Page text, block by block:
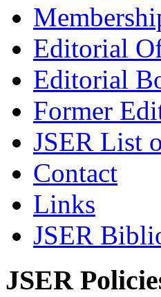
Editorial
Editorial
Former
JSER List
Contact
Links
JSER
JSER